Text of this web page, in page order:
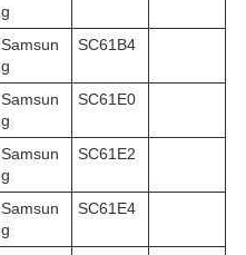
g
Samsun
g
SC61B4
Samsun
g
SC61E0
Samsun
g
SC61E2
Samsun
g
SC61E4